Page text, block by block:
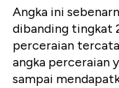
Angka ini
dibanding tingkat
perceraian
angka perceraian
sampai